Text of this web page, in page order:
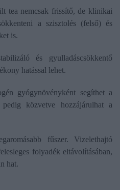
tea nemcsak frissítő, de klinikai
a szisztolés (felső) és
is.
és gyulladáscsökkentő
hatással lehet.
gyógynövényként segíthet a
közvetve hozzájárulhat a
fűszer. Vizelethajtó
folyadék eltávolításában,
hat.